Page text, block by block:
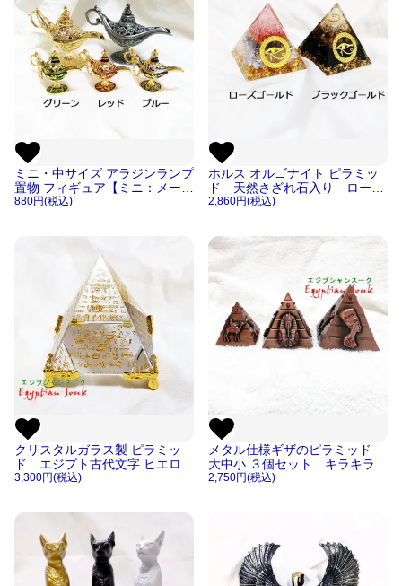
ミニ・中サイズ アラジンランプ
置物 フィギュア【ミニ：メール
便OK/中：宅急便のみ】
880円(税込)
ホルス オルゴナイト ピラミッ
ド 天然さざれ石入り ローズ
ゴールド/ブラックゴールド フ
2,860円(税込)
クリスタルガラス製 ピラミッ
ド エジプト古代文字 ヒエログ
リフ フィギュア 置物 レプリ
3,300円(税込)
メタル仕様ギザのピラミッド
大中小 ３個セット キラキラビ
ーズ付き 置物 レプリカ 像
2,750円(税込)